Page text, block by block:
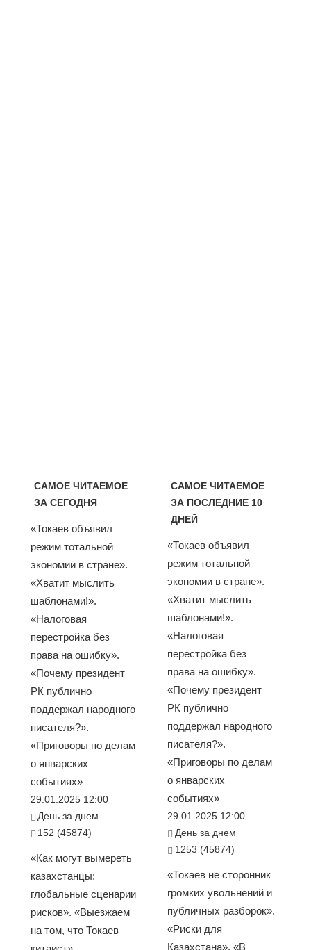
САМОЕ ЧИТАЕМОЕ
ЗА СЕГОДНЯ
«Токаев объявил
режим тотальной
экономии в стране».
«Хватит мыслить
шаблонами!».
«Налоговая
перестройка без
права на ошибку».
«Почему президент
РК публично
поддержал народного
писателя?».
«Приговоры по делам
о январских
событиях»
29.01.2025 12:00
День за днем
152 (45874)
«Как могут вымереть
казахстанцы:
глобальные сценарии
рисков». «Выезжаем
на том, что Токаев —
САМОЕ ЧИТАЕМОЕ
ЗА ПОСЛЕДНИЕ 10
ДНЕЙ
«Токаев объявил
режим тотальной
экономии в стране».
«Хватит мыслить
шаблонами!».
«Налоговая
перестройка без
права на ошибку».
«Почему президент
РК публично
поддержал народного
писателя?».
«Приговоры по делам
о январских
событиях»
29.01.2025 12:00
День за днем
1253 (45874)
«Токаев не сторонник
громких увольнений и
публичных разборок».
«Риски для
Казахстана». «В